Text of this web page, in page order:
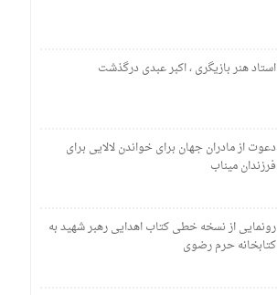
استاد هنر بازیگری ، اکبر عبدی درگذشت
دعوت از مادران جهان برای خواندن لالایی برای
فرزندان میناب
رونمایی از نسخه خطی کتاب اهدایی رهبر شهید به
کتابخانه حرم رضوی